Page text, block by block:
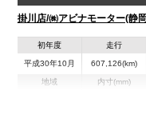
掛川店/㈱アビナモーター(静
初年度
平成30年10月
走行
607,126(km)
地域 内寸(mm)